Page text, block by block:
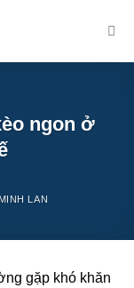
ngon ở
LAN
gặp khó khăn